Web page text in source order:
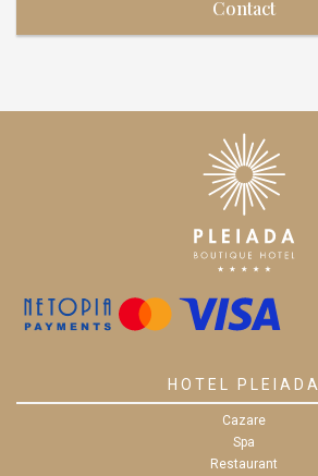
Contact
HOTEL PLEIADA
Cazare
Spa
Restaurant